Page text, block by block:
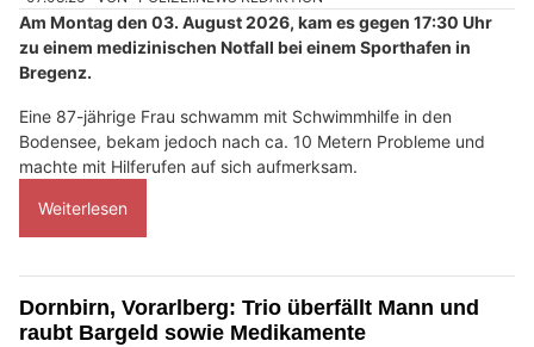
Am Montag den 03. August 2026, kam es gegen 17:30 Uhr
zu einem medizinischen Notfall bei einem Sporthafen in
Bregenz.
Eine 87-jährige Frau schwamm mit Schwimmhilfe in den
Bodensee, bekam jedoch nach ca. 10 Metern Probleme und
machte mit Hilferufen auf sich aufmerksam.
Weiterlesen
Dornbirn, Vorarlberg: Trio überfällt Mann und
raubt Bargeld sowie Medikamente